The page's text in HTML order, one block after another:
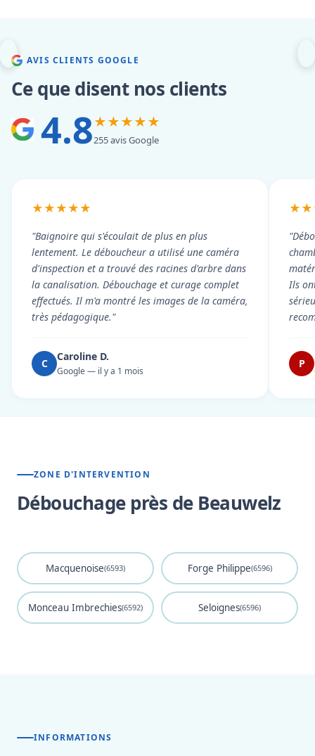
AVIS CLIENTS GOOGLE
Ce que disent nos clients
4.8★★★★★
255 avis Google
★★★★★
"Baignoire qui s'écoulait de plus en plus
lentement. Le déboucheur a utilisé une caméra
d'inspection et a trouvé des racines d'arbre dans
la canalisation. Débouchage et curage complet
effectués. Il m'a montré les images de la caméra,
très pédagogique."
C
Caroline D.
Google — il y a 1 mois
Ils
P
ZONE D'INTERVENTION
Débouchage près de Beauwelz
Macquenoise(6593) Forge Philippe(6596)
Monceau Imbrechies(6592) Seloignes(6596)
INFORMATIONS